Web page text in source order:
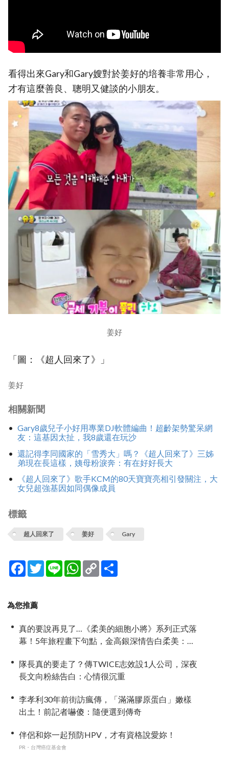
看得出來Gary和Gary嫂對於姜好的培養非常用心，
才有這麼善良、聰明又健談的小朋友。
姜好
「圖：《超人回來了》」
姜好
相關新聞
Gary8歲兒子小好用專業DJ軟體編曲！超齡架勢驚呆網
友：這基因太扯，我8歲還在玩沙
還記得李同國家的「雪秀大」嗎？《超人回來了》三姊
弟現在長這樣，姨母粉淚奔：有在好好長大
《超人回來了》歌手KCM的80天寶寶亮相引發關注，大
女兒超強基因如同偶像成員
標籤
超人回來了 姜好 Gary
Facebook
TwitterLine WhatsApp
Copy
Link
為您推薦
真的要說再見了…《柔美的細胞小將》系列正式落
幕！5年旅程畫下句點，金高銀深情告白柔美：謝
隊長真的要走了？傳TWICE志效設1人公司，深夜
長文向粉絲告白：心情很沉重
李孝利30年前街訪瘋傳，「滿滿膠原蛋白」嫩樣
出土！前記者嚇傻：隨便選到傳奇
伴侶和妳一起預防HPV，才有資格說愛妳！
PR・台灣癌症基金會